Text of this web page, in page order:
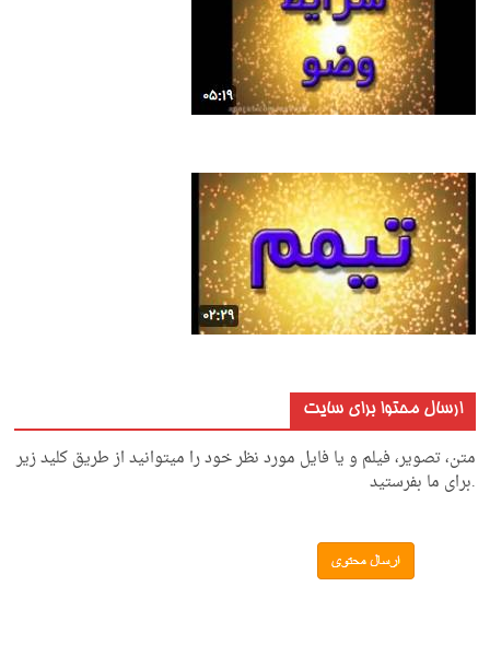
ارسال محتوا برای سایت
متن، تصویر، فیلم و یا فایل مورد نظر خود را میتوانید از طریق کلید زیر
.برای ما بفرستید